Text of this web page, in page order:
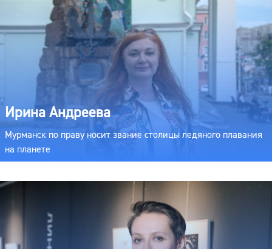
Ирина Андреева
Мурманск по праву носит звание столицы ледяного плавания
на планете